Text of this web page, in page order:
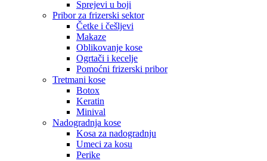
Sprejevi u boji
Pribor za frizerski sektor
Četke i češljevi
Makaze
Oblikovanje kose
Ogrtači i kecelje
Pomoćni frizerski pribor
Tretmani kose
Botox
Keratin
Minival
Nadogradnja kose
Kosa za nadogradnju
Umeci za kosu
Perike